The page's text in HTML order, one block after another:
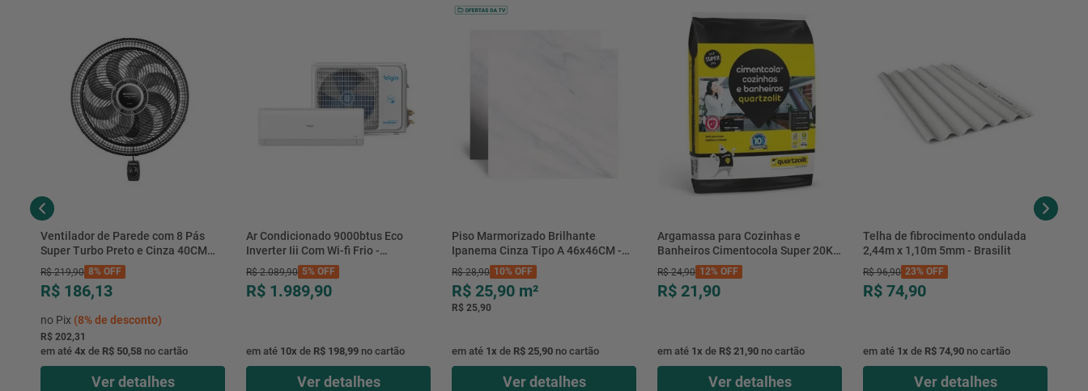
Ventilador de Parede com 8 Pás
Super Turbo Preto e Cinza 40CM
220V 140W - VTX-40P-8P - Mondial
R$ 219,90 8% OFF
R$ 186,13
no Pix (8%de desconto)
R$ 202,31
em até 4x de R$ 50,58 no cartão
Ver detalhes
Ar Condicionado 9000btus Eco
Inverter Iii Com Wi-fi Frio -
Hjfe09c2cg|hjfi09c2wg - Elgin
R$ 2.089,90 5% OFF
R$ 1.989,90
em até 10x de R$ 198,99 no cartão
Ver detalhes
Piso Marmorizado Brilhante
Ipanema Cinza Tipo A 46x46CM -
01.012771 - Cerbras
R$ 28,90 10% OFF
R$ 25,90 m²
R$ 25,90
em até 1x de R$ 25,90 no cartão
Ver detalhes
Argamassa para Cozinhas e
Banheiros Cimentocola Super 20KG
- 0118.00001.0020PL - Quartzolit
R$ 24,90 12% OFF
R$ 21,90
em até 1x de R$ 21,90 no cartão
Ver detalhes
Telha de fibrocimento ondulada
2,44m x 1,10m 5mm - Brasilit
R$ 96,90 23% OFF
R$ 74,90
em até 1x de R$ 74,90 no cartão
Ver detalhes